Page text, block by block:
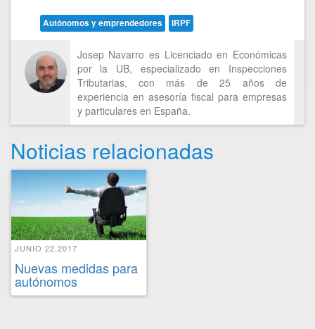
Autónomos y emprendedores IRPF
Josep Navarro es Licenciado en Económicas
por la UB, especializado en Inspecciones
Tributarias, con más de 25 años de
experiencia en asesoría fiscal para empresas
y particulares en España.
Noticias relacionadas
JUNIO 22,2017
Nuevas medidas para
autónomos